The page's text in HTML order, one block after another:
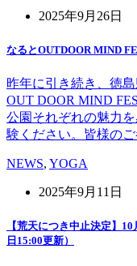
2025年9月26日
なるとOUTDOOR MIND
昨年に引き続き、徳
OUT DOOR MIND
公園それぞれの魅力
験ください。皆様の
NEWS, YOGA
2025年9月11日
【荒天につき中止決定】
日15:00更新）